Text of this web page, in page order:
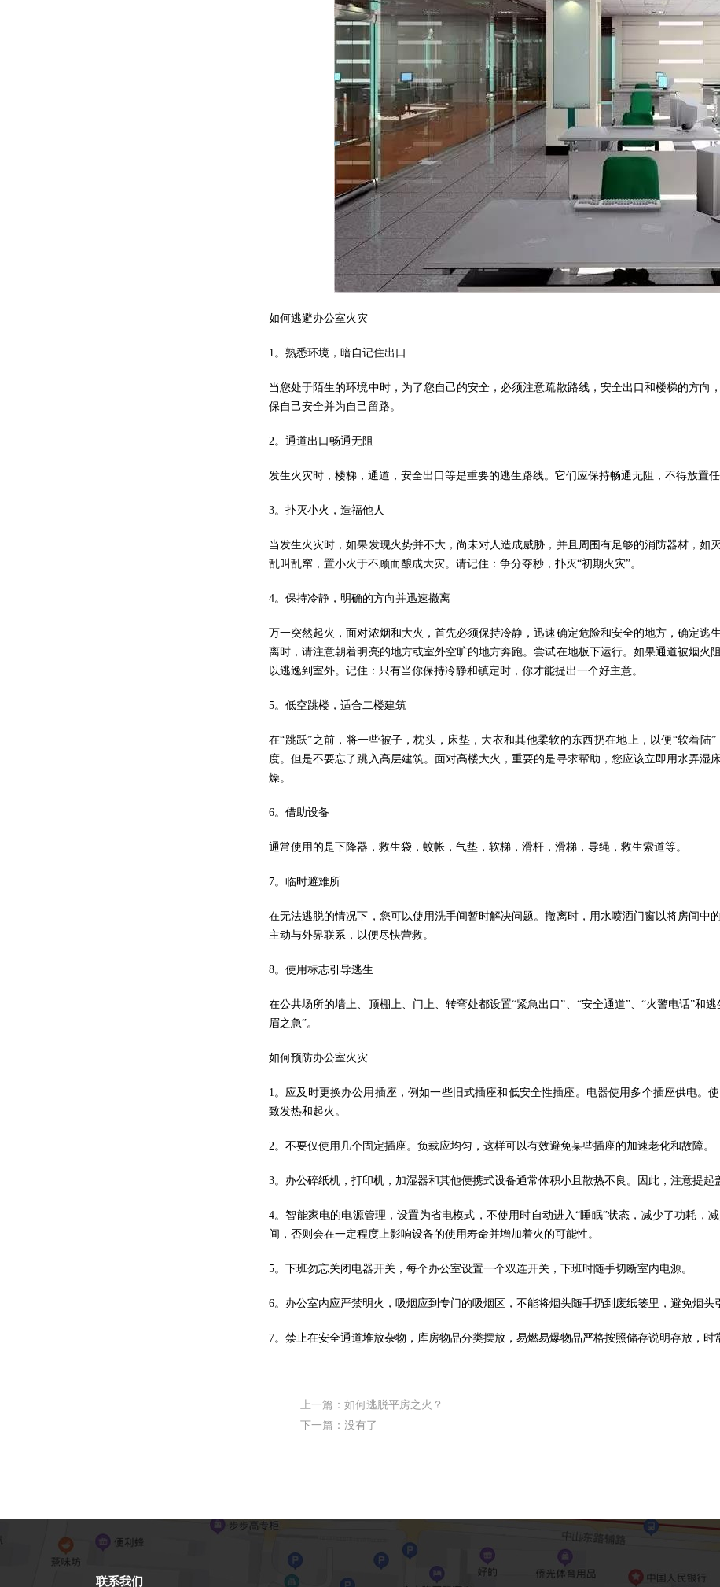
如何逃避办公室火灾
1。熟悉环境，暗自记住出口
当您处于陌生的环境中时，为了您自己的安全，必须注意疏散路线，安全出口和楼梯的方向
保自己安全并为自己留路。
2。通道出口畅通无阻
发生火灾时，楼梯，通道，安全出口等是重要的逃生路线。它们应保持畅通无阻，不得放置
3。扑灭小火，造福他人
当发生火灾时，如果发现火势并不大，尚未对人造成威胁，并且周围有足够的消防器材，如
乱叫乱窜，置小火于不顾而酿成大灾。请记住：争分夺秒，扑灭“初期火灾”。
4。保持冷静，明确的方向并迅速撤离
万一突然起火，面对浓烟和大火，首先必须保持冷静，迅速确定危险和安全的地方，确定逃
离时，请注意朝着明亮的地方或室外空旷的地方奔跑。尝试在地板下运行。如果通道被烟火
以逃逸到室外。记住：只有当你保持冷静和镇定时，你才能提出一个好主意。
5。低空跳楼，适合二楼建筑
在“跳跃”之前，将一些被子，枕头，床垫，大衣和其他柔软的东西扔在地上，以便“软着陆
度。但是不要忘了跳入高层建筑。面对高楼大火，重要的是寻求帮助，您应该立即用水弄湿
燥。
6。借助设备
通常使用的是下降器，救生袋，蚊帐，气垫，软梯，滑杆，滑梯，导绳，救生索道等。
7。临时避难所
在无法逃脱的情况下，您可以使用洗手间暂时解决问题。撤离时，用水喷洒门窗以将房间中
主动与外界联系，以便尽快营救。
8。使用标志引导逃生
在公共场所的墙上、顶棚上、门上、转弯处都设置“紧急出口”、“安全通道”、“火警电话”和
眉之急”。
如何预防办公室火灾
1。应及时更换办公用插座，例如一些旧式插座和低安全性插座。电器使用多个插座供电。
致发热和起火。
2。不要仅使用几个固定插座。负载应均匀，这样可以有效避免某些插座的加速老化和故障。
3。办公碎纸机，打印机，加湿器和其他便携式设备通常体积小且散热不良。因此，注意提
4。智能家电的电源管理，设置为省电模式，不使用时自动进入“睡眠”状态，减少了功耗，
间，否则会在一定程度上影响设备的使用寿命并增加着火的可能性。
5。下班勿忘关闭电器开关，每个办公室设置一个双连开关，下班时随手切断室内电源。
6。办公室内应严禁明火，吸烟应到专门的吸烟区，不能将烟头随手扔到废纸篓里，避免烟头
7。禁止在安全通道堆放杂物，库房物品分类摆放，易燃易爆物品严格按照储存说明存放，时
上一篇： 如何逃脱平房之火？
下一篇：没有了
联系我们